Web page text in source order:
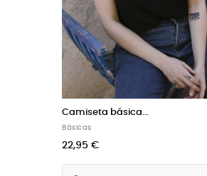
¡NEW! Camiseta básica...
22,95 €